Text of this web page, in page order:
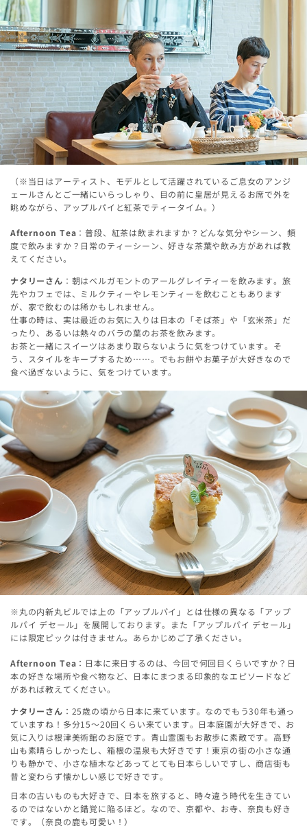
（※当日はアーティスト、モデルとして活躍されているご息女のアンジ
ェールさんとご一緒にいらっしゃり、目の前に皇居が見えるお席で外を
眺めながら、アップルパイと紅茶でティータイム。）
Afternoon Tea ：普段、紅茶は飲まれますか？どんな気分やシーン、頻
度で飲みますか？日常のティーシーン、好きな茶葉や飲み方があれば教
えてください。
ナタリーさん ：朝はベルガモントのアールグレイティーを飲みます。旅
先やカフェでは、ミルクティーやレモンティーを飲むこともあります
が、家で飲むのは稀かもしれません。
仕事の時は、実は最近のお気に入りは日本の「そば茶」や「玄米茶」だ
ったり、あるいは熱々のバラの葉のお茶を飲みます。
お茶と一緒にスイーツはあまり取らないように気をつけています。そ
う、スタイルをキープするため……。でもお餅やお菓子が大好きなので
食べ過ぎないように、気をつけています。
※丸の内新丸ビルでは上の「アップルパイ」とは仕様の異なる「アップ
ルパイ デセール」を展開しております。また「アップルパイ デセール」
には限定ピックは付きません。あらかじめご了承ください。
Afternoon Tea ：日本に来日するのは、今回で何回目くらいですか？日
本の好きな場所や食べ物など、日本にまつまる印象的なエピソードなど
があれば教えてください。
ナタリーさん ：25歳の頃から日本に来ています。なのでもう30年も通っ
ていますね！多分15〜20回くらい来ています。日本庭園が大好きで、お
気に入りは根津美術館のお庭です。青山霊園もお散歩に素敵です。高野
山も素晴らしかったし、箱根の温泉も大好きです！東京の街の小さな通
りも静かで、小さな植木などあってとても日本らしいですし、商店街も
昔と変わらず懐かしい感じで好きです。
日本の古いものも大好きで、日本を旅すると、時々違う時代を生きてい
るのではないかと錯覚に陥るほど。なので、京都や、お寺、奈良も好き
です。（奈良の鹿も可愛い！）